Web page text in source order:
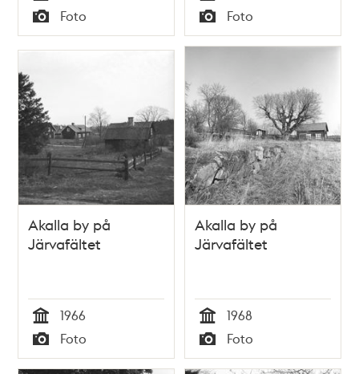
Tid
Typ
Foto Tid
Typ
Foto
Akalla by på
Järvafältet
Tid
1966
Typ
Foto
Akalla by på
Järvafältet
Tid
1968
Typ
Foto